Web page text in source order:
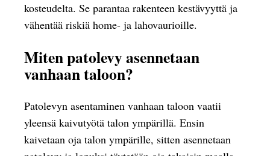
kosteudelta. Se parantaa rakenteen kestävyyttä ja
vähentää riskiä home- ja lahovaurioille.
Miten patolevy asennetaan
vanhaan taloon?
Patolevyn asentaminen vanhaan taloon vaatii
yleensä kaivutyötä talon ympärillä. Ensin
kaivetaan oja talon ympärille, sitten asennetaan